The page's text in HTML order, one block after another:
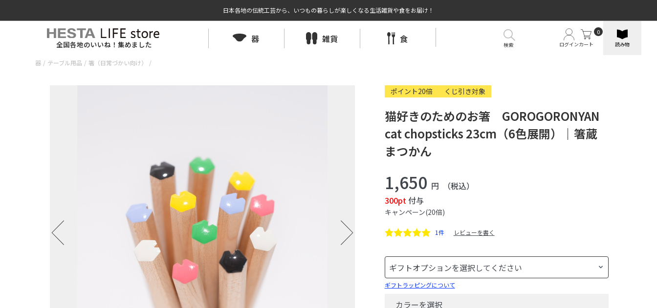
日本各地の伝統工芸から、いつもの暮らしが楽しくなる生活雑貨や食をお届け！
全国各地のいいね！集めました 器 雑貨 食 ログインカート
0
読み物
検索
器 / テーブル用品 / 箸（日常づかい向け） /
ポイント20倍 くじ引き対象
猫好きのためのお箸 GOROGORONYAN
cat chopsticks 23cm（6色展開）｜箸蔵
まつかん
1,650 円
（税込）
300pt付与
キャンペーン(20倍)
1件 レビューを書く
ギフトラッピングについて
カラーを選択